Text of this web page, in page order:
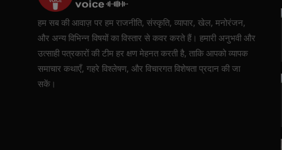
हम सब की आवाज़ पर हम राजनीति, संस्कृति, व्यापार, खेल, मनोरंजन,
और अन्य विभिन्न विषयों का विस्तार से कवर करते हैं। हमारी अनुभवी और
उत्साही पत्रकारों की टीम हर क्षण मेहनत करती है, ताकि आपको व्यापक
समाचार कथाएँ, गहरे विश्लेषण, और विचारगत विशेषता प्रदान की जा
सकें।